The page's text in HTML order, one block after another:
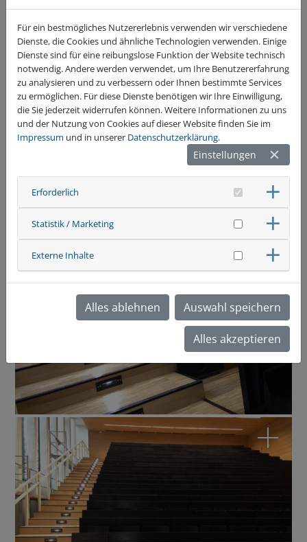
Für ein bestmögliches Nutzererlebnis verwenden wir verschiedene
Dienste, die Cookies und ähnliche Technologien verwenden. Einige
Dienste sind für eine reibungslose Funktion der Website technisch
notwendig. Andere werden verwendet, um Ihre Benutzererfahrung
zu analysieren und zu verbessern oder Ihnen bestimmte Services
zu ermöglichen. Für diese Dienste benötigen wir Ihre Einwilligung,
die Sie jederzeit widerrufen können. Weitere Informationen zu uns
und der Nutzung von Cookies auf dieser Website finden Sie im
Impressum und in unserer Datenschutzerklärung.
Einstellungen
Erforderlich
Statistik / Marketing
Externe Inhalte
Alles ablehnen Auswahl speichern
Alles akzeptieren